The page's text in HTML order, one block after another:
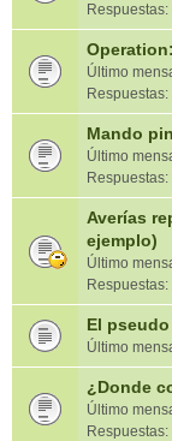
Respuestas:
Último
Respuestas:
Mando
Último
Respuestas:
Averías
ejemplo)
Último
Respuestas:
El
Último
¿Donde
Último
Respuestas: